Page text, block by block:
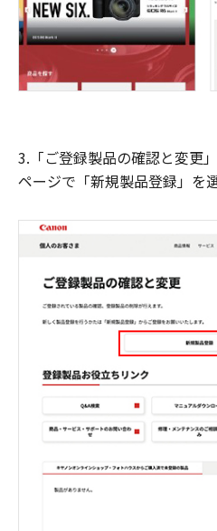
3.「ご登録製品の確認と変更」
ページで「新規製品登録」を